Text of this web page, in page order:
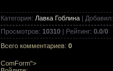
Категория: Лавка Гоблина | Добавил:
Просмотров: 10310 | Рейтинг: 0.0/0
Всего комментариев: 0
ComForm">